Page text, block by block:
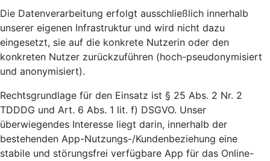
Die Datenverarbeitung erfolgt ausschließlich innerhalb
unserer eigenen Infrastruktur und wird nicht dazu
eingesetzt, sie auf die konkrete Nutzerin oder den
konkreten Nutzer zurückzuführen (hoch-pseudonymisiert
und anonymisiert).
Rechtsgrundlage für den Einsatz ist § 25 Abs. 2 Nr. 2
TDDDG und Art. 6 Abs. 1 lit. f) DSGVO. Unser
überwiegendes Interesse liegt darin, innerhalb der
bestehenden App-Nutzungs-/Kundenbeziehung eine
stabile und störungsfrei verfügbare App für das Online-